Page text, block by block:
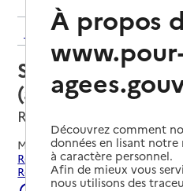
Retour aux résultats de
Service
(aide) – Arsef
Roche-la-Molière, LOIRE
Mis à jour le22/07/2026
Rechercher les
Roche-la-Molière.
À propos
Découvrez comment
données en lisant
à caractère personnel.
Afin de mieux vous
nous utilisons des